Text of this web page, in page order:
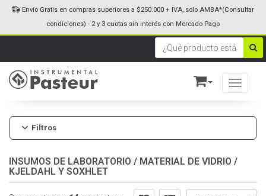
Toggle
Envío Gratis en compras superiores a $250.000 + IVA, solo AMBA*(Consultar
condiciones) - 2 y 3 cuotas sin interés con Mercado Pago
Filtros
INSUMOS DE LABORATORIO / MATERIAL DE VIDRIO /
KJELDAHL Y SOXHLET